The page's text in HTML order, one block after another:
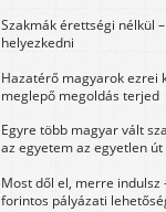
Szakmák érettségi nélkül
helyezkedni
Hazatérő magyarok ezrei
meglepő megoldás terjed
Egyre több magyar vált
az egyetem az egyetlen út
Most dől el, merre
forintos pályázati